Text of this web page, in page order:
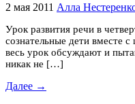
2 мая 2011 Алла
Урок развития речи в
сознательные дети вместе
весь урок обсуждают и
никак не […]
Далее →